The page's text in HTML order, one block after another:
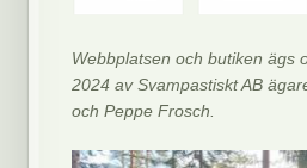
Webbplatsen och butiken ägs
2024 av Svampastiskt AB
och Peppe Frosch.